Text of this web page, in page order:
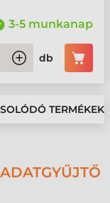
3-5 munkanap
db
TERMÉKEK